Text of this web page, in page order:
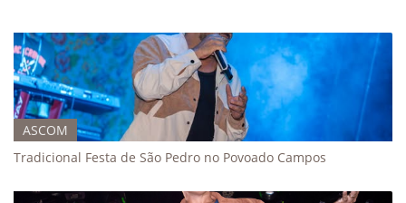
ASCOM
Tradicional Festa de São Pedro no Povoado Campos